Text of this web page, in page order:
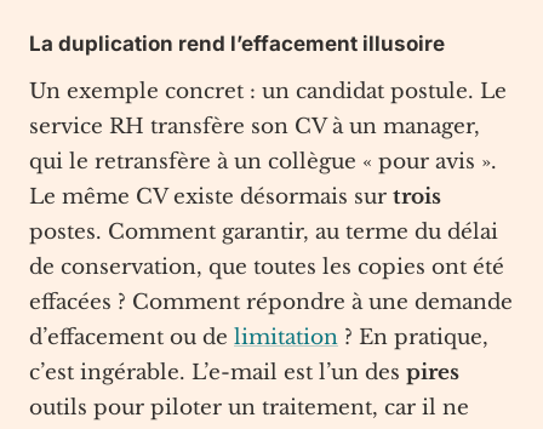
La duplication rend l’effacement illusoire
Un exemple concret : un candidat postule. Le
service RH transfère son CV à un manager,
qui le retransfère à un collègue « pour avis ».
Le même CV existe désormais sur trois
postes. Comment garantir, au terme du délai
de conservation, que toutes les copies ont été
effacées ? Comment répondre à une demande
d’effacement ou de limitation ? En pratique,
c’est ingérable. L’e-mail est l’un des pires
outils pour piloter un traitement, car il ne